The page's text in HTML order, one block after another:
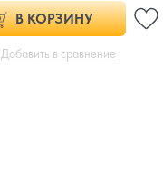
В КОРЗИНУ
Добавить в сравнение